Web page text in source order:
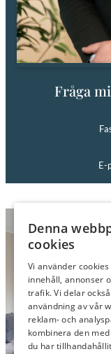
Fråga
E-
Denna
cookies
Vi använder
innehåll, annonser
trafik. Vi delar
användning av vår
reklam- och
kombinera den
du har